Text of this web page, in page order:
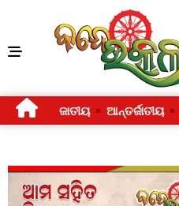
ଜାତୀୟ ଆନ୍ତର୍ଜାତୀୟ